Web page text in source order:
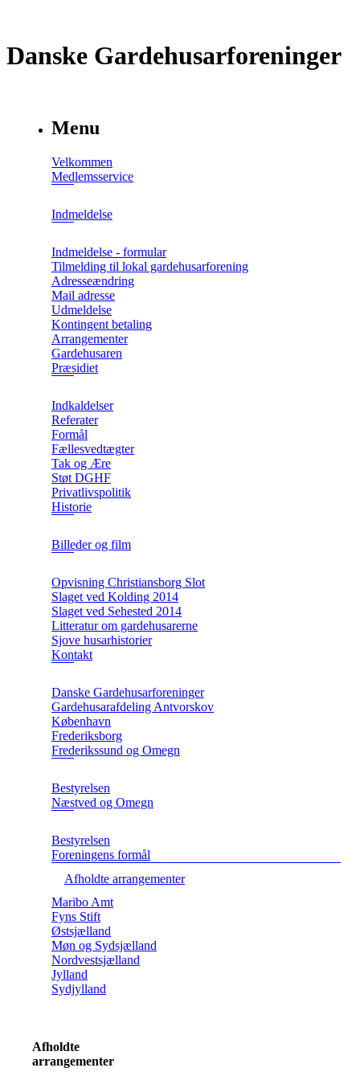
Danske Gardehusarforeninger
Menu
Velkommen
Medlemsservice
Indmeldelse
Indmeldelse - formular
Tilmelding til lokal gardehusarforening
Adresseændring
Mail adresse
Udmeldelse
Kontingent betaling
Arrangementer
Gardehusaren
Præsidiet
Indkaldelser
Referater
Formål
Fællesvedtægter
Tak og Ære
Støt DGHF
Privatlivspolitik
Historie
Billeder og film
Opvisning Christiansborg Slot
Slaget ved Kolding 2014
Slaget ved Sehested 2014
Litteratur om gardehusarerne
Sjove husarhistorier
Kontakt
Danske Gardehusarforeninger
Gardehusarafdeling Antvorskov
København
Frederiksborg
Frederikssund og Omegn
Bestyrelsen
Næstved og Omegn
Bestyrelsen
Foreningens formål
Afholdte arrangementer
Maribo Amt
Fyns Stift
Østsjælland
Møn og Sydsjælland
Nordvestsjælland
Jylland
Sydjylland
Afholdte
arrangementer